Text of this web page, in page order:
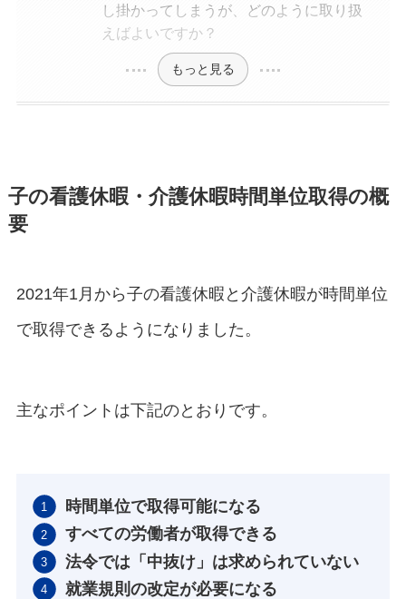
し掛かってしまうが、どのように取り扱
えばよいですか？
もっと見る
子の看護休暇・介護休暇時間単位取得の概
要
2021年1月から子の看護休暇と介護休暇が時間単位
で取得できるようになりました。
主なポイントは下記のとおりです。
時間単位で取得可能になる
すべての労働者が取得できる
法令では「中抜け」は求められていない
就業規則の改定が必要になる